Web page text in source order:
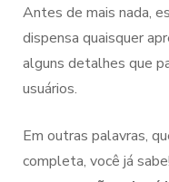
Antes de mais nada,
dispensa quaisquer
alguns detalhes que
usuários.
Em outras palavras,
completa, você já